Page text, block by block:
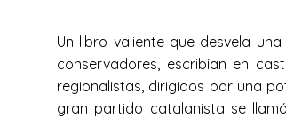
Un libro valiente que desvela
conservadores, escribían en
regionalistas, dirigidos por una
gran partido catalanista se